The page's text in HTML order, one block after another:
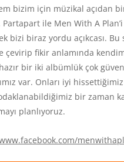
bizim için müzikal açıdan
Partapart ile Men With A
bizi biraz yordu açıkcası.
çevirip fikir anlamında
bir iki albümlük çok
var. Onları iyi
bir zaman
planlıyoruz.